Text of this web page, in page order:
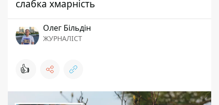
слабка хмарність
Олег Більдін
ЖУРНАЛІСТ
👍